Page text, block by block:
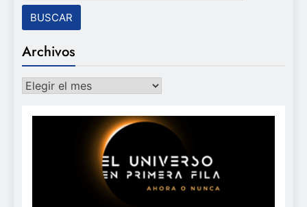
Archivos
Archivos